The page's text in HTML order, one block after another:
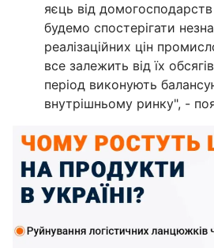
яєць від домогосподарств
будемо спостерігати
реалізаційних цін
все залежить від їх
період виконують
внутрішньому ринку", -